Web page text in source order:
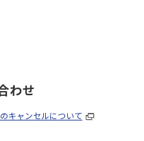
わせ
キャンセルについて